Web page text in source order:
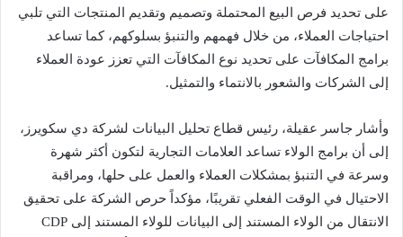
على تحديد فرص البيع المحتملة وتصميم وتقديم المنتجات التي تلبي
احتياجات العملاء، من خلال فهمهم والتنبؤ بسلوكهم، كما تساعد
برامج المكافآت على تحديد نوع المكافآت التي تعزز عودة العملاء
إلى الشركات والشعور بالانتماء والتمثيل.
وأشار جاسر عقيلة، رئيس قطاع تحليل البيانات لشركة دي سكويرز،
إلى أن برامج الولاء تساعد العلامات التجارية لتكون أكثر شهرة
وسرعة في التنبؤ بمشكلات العملاء والعمل على حلها، ومراقبة
الاحتيال في الوقت الفعلي تقريبًا، مؤكداً حرص الشركة على تحقيق
الانتقال من الولاء المستند إلى البيانات للولاء المستند إلى CDP